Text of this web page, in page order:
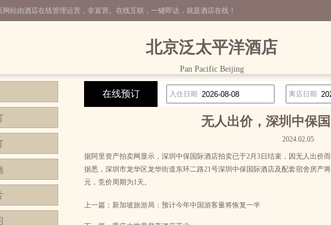
站由酒店在线管理运营，非直营。在线互联，一键即达，就是酒店在线！
北京泛太平洋酒店
Pan Pacific Beijing
在线预订 入住日期 离店日期
无人出价，深圳中保
2024.02.05
据阿里资产拍卖网显示，深圳中保国际酒店拍卖已于2月3日结束，因无人出价而
据悉，深圳市龙华区龙华街道东环二路21号深圳中保国际酒店及配套宿舍房产
元，竞价周期为1天。
上一篇： 新加坡旅游局：预计今年中国游客量将恢复一半